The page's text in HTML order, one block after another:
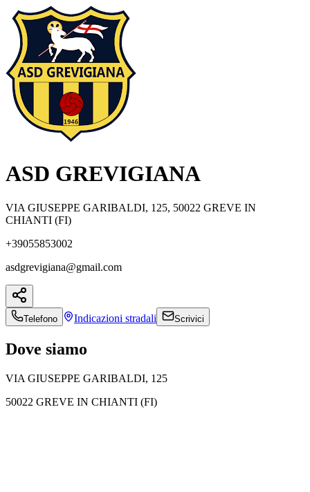
ASD GREVIGIANA
VIA GIUSEPPE GARIBALDI, 125, 50022 GREVE IN
CHIANTI (FI)
+39055853002
asdgrevigiana@gmail.com
Telefono Indicazioni stradali Scrivici
Dove siamo
VIA GIUSEPPE GARIBALDI, 125
50022 GREVE IN CHIANTI (FI)